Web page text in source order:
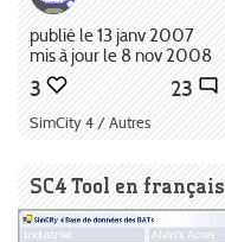
publié le 13 janv 2007
mis à jour le 8 nov 2008
3 23
SimCity 4 / Autres
SC4 Tool en français